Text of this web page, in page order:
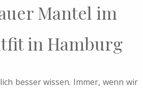
Mantel im
in Hamburg
besser wissen. Immer, wenn wir